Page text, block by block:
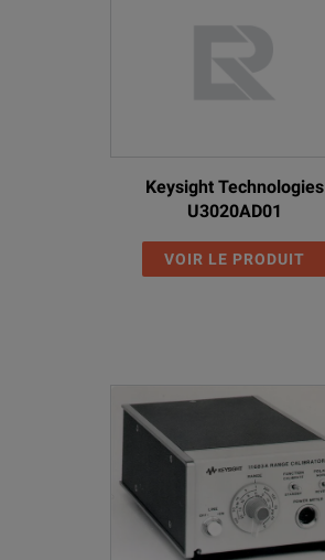
Keysight Technologies
U3020AD01
VOIR LE PRODUIT